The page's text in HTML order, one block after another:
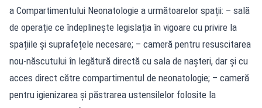
a Compartimentului Neonatologie a următoarelor spații: – sală
de operație ce îndeplinește legislația în vigoare cu privire la
spațiile și suprafețele necesare; – cameră pentru resuscitarea
nou-născutului în legătură directă cu sala de nașteri, dar și cu
acces direct către compartimentul de neonatologie; – cameră
pentru igienizarea și păstrarea ustensilelor folosite la